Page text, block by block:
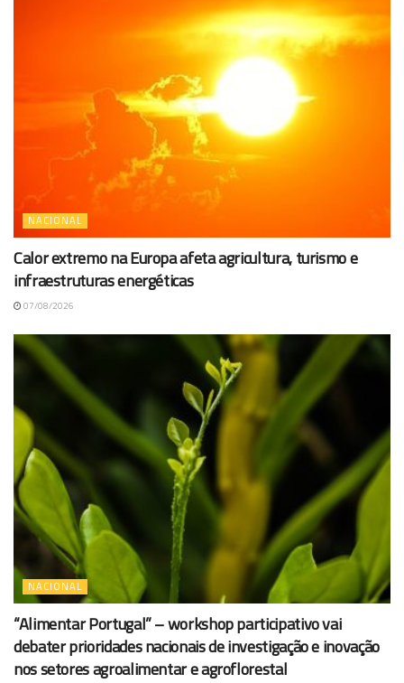
NACIONAL
Calor extremo na Europa afeta agricultura, turismo e
infraestruturas energéticas
07/08/2026
NACIONAL
“Alimentar Portugal” – workshop participativo vai
debater prioridades nacionais de investigação e inovação
nos setores agroalimentar e agroflorestal